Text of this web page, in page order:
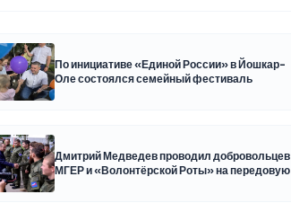
По инициативе «Единой России» в Йошкар-
Оле состоялся семейный фестиваль
Дмитрий Медведев проводил добровольцев
МГЕР и «Волонтёрской Роты» на передовую